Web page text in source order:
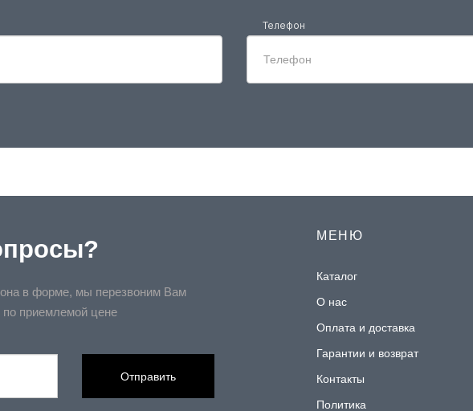
Телефон
в форме, мы перезвоним Вам
приемлемой цене
Отправить
МЕНЮ
Каталог
О нас
Оплата и доставка
Гарантии и возврат
Контакты
Политика